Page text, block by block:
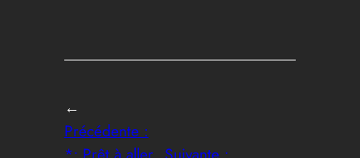
←
Précédente :